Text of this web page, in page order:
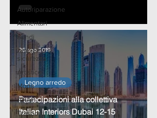
Autoriparazione
Alimentari
Bandi
Ambiente e
sicurezza
Artistico
Moda
ANAP
Trasporti
Partecipazioni alla collettiva
Italian Interiors Dubai 12-15
Legno arredo
26 ago 2019